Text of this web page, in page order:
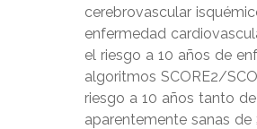
cerebrovascular
enfermedad
el riesgo a 10 años de
algoritmos SCORE2/
riesgo a 10 años tanto
aparentemente sanas